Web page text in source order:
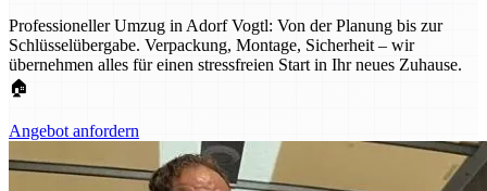
Professioneller Umzug in Adorf Vogtl: Von der Planung bis zur
Schlüsselübergabe. Verpackung, Montage, Sicherheit – wir
übernehmen alles für einen stressfreien Start in Ihr neues Zuhause.
🏠
Angebot anfordern